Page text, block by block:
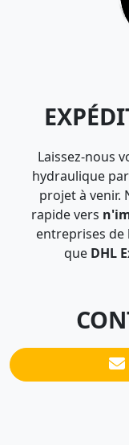
Laissez-nous
hydraulique
projet à venir.
rapide vers
entreprises
que DHL